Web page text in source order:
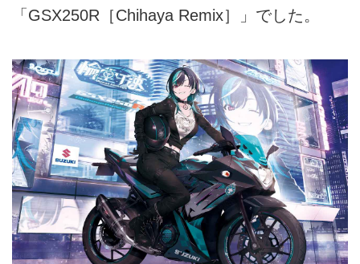
「GSX250R［Chihaya Remix］」でした。